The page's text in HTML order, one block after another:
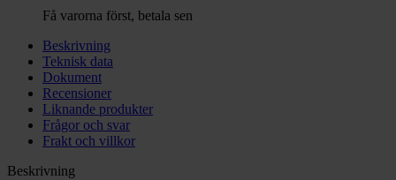
Få varorna först, betala sen
Beskrivning
Teknisk data
Dokument
Recensioner
Liknande produkter
Frågor och svar
Frakt och villkor
Beskrivning